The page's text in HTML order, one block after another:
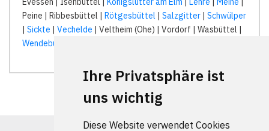
Ihre Privatsphäre ist
uns wichtig
Diese Website verwendet Cookies
Peine | Ribbesbüttel | Rötgesbüttel | Salzgitter | Schwülper
| Sickte | Vechelde | Veltheim (Ohe) | Vordorf | Wasbüttel |
Wendeburg